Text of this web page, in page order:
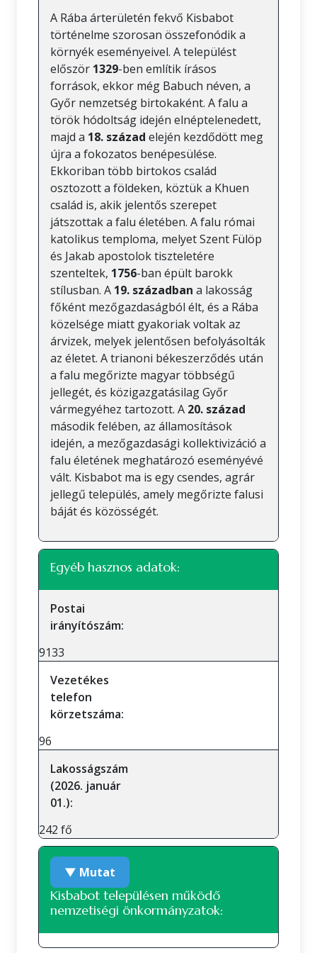
A Rába árterületén fekvő Kisbabot
történelme szorosan összefonódik a
környék eseményeivel. A települést
először 1329-ben említik írásos
források, ekkor még Babuch néven, a
Győr nemzetség birtokaként. A falu a
török hódoltság idején elnéptelenedett,
majd a 18. század elején kezdődött meg
újra a fokozatos benépesülése.
Ekkoriban több birtokos család
osztozott a földeken, köztük a Khuen
család is, akik jelentős szerepet
játszottak a falu életében. A falu római
katolikus temploma, melyet Szent Fülöp
és Jakab apostolok tiszteletére
szenteltek, 1756-ban épült barokk
stílusban. A 19. században a lakosság
főként mezőgazdaságból élt, és a Rába
közelsége miatt gyakoriak voltak az
árvizek, melyek jelentősen befolyásolták
az életet. A trianoni békeszerződés után
a falu megőrizte magyar többségű
jellegét, és közigazgatásilag Győr
vármegyéhez tartozott. A 20. század
második felében, az államosítások
idején, a mezőgazdasági kollektivizáció a
falu életének meghatározó eseményévé
vált. Kisbabot ma is egy csendes, agrár
jellegű település, amely megőrizte falusi
báját és közösségét.
Egyéb hasznos adatok:
Postai
irányítószám:
9133
Vezetékes
telefon
körzetszáma:
96
Lakosságszám
(2026. január
01.):
242 fő
▼ Mutat
Kisbabot településen működő
nemzetiségi önkormányzatok: